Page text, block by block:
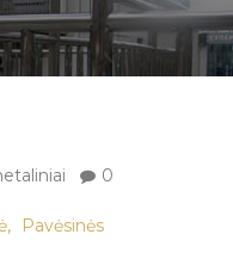
0
, Pavėsinės